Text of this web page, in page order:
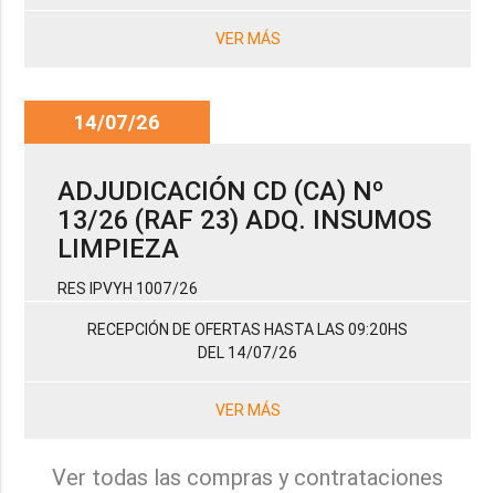
VER MÁS
14/07/26
ADJUDICACIÓN CD (CA) Nº
13/26 (RAF 23) ADQ. INSUMOS
LIMPIEZA
RES IPVYH 1007/26
RECEPCIÓN DE OFERTAS HASTA LAS 09:20HS
DEL 14/07/26
VER MÁS
Ver todas las compras y contrataciones